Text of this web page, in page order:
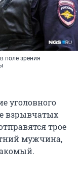
поле зрения
уголовного
взрывчатых
трое
мужчина,